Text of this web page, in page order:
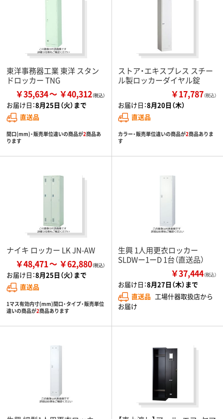
東洋事務器工業 東洋 スタン
ドロッカー TNG
￥35,634 ￥40,312
お届け日：8月25日（火）まで
直送品
間口(mm)・販売単位違いの商品が2商品あ
ります
ストア・エキスプレス スチー
ル製ロッカーダイヤル錠
￥17,787（税込）
お届け日：8月20日（木）
直送品
カラー・販売単位違いの商品が2商品ありま
す
ナイキ ロッカー LK JN-AW
￥48,471 ￥62,880
お届け日：8月25日（火）まで
直送品
1マス有効内寸(mm)間口・タイプ・販売単位
違いの商品が2商品あります
生興 1人用更衣ロッカー
SLDWー1ーD 1台（直送品）
￥37,444（税込）
お届け日：8月27日（木）まで
直送品 工場什器取扱店から
お届け